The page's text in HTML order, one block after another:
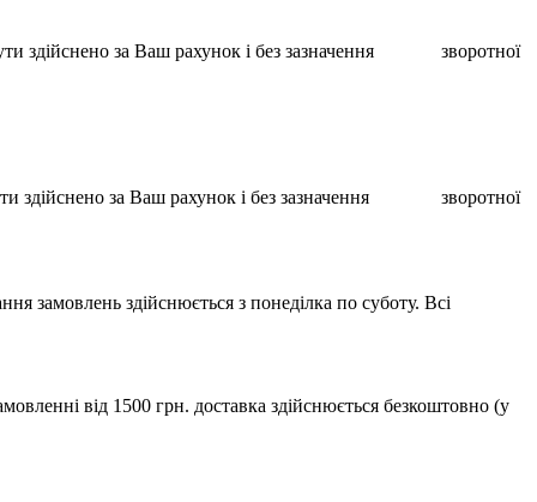
здійснено за Ваш рахунок і без зазначення зворотної
здійснено за Ваш рахунок і без зазначення зворотної
замовлень здійснюється з понеділка по суботу. Всі
від 1500 грн. доставка здійснюється безкоштовно (у